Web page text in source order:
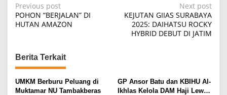
P
o
t
n
a
Previous post
POHON “BERJALAN” DI
HUTAN AMAZON
Next post
KEJUTAN GIIAS SURABAYA
2025: DAIHATSU ROCKY
HYBRID DEBUT DI JATIM
Berita Terkait
UMKM Berburu Peluang di
Muktamar NU Tambakberas
GP Ansor Batu dan KBIHU Al-
Ikhlas Kelola DAM Haji Lewat